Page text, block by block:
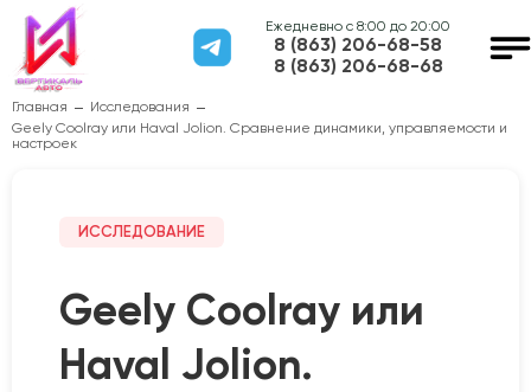
Ежедневно с 8:00 до 20:00
8 (863) 206-68-58
8 (863) 206-68-68
Главная
Исследования
Geely Coolray или Haval Jolion. Сравнение динамики, управляемости и
настроек
ИССЛЕДОВАНИЕ
Geely Coolray или
Haval Jolion.